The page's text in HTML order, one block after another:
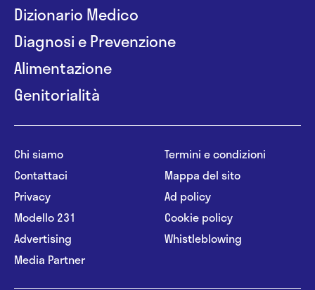
Dizionario Medico
Diagnosi e Prevenzione
Alimentazione
Genitorialità
Chi siamo
Contattaci
Privacy
Modello 231
Advertising
Media Partner
Termini e condizioni
Mappa del sito
Ad policy
Cookie policy
Whistleblowing